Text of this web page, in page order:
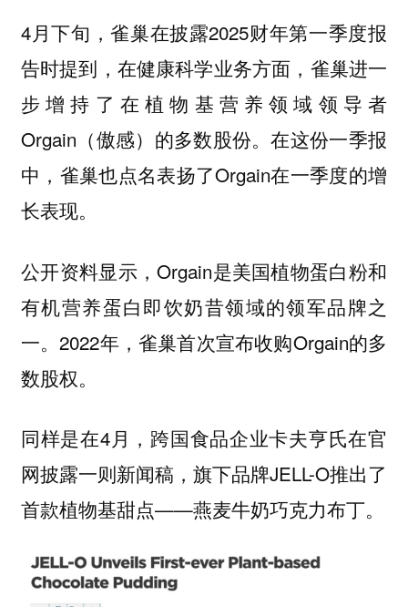
4月下旬，雀巢在披露2025财年第一季度报
告时提到，在健康科学业务方面，雀巢进一
步增持了在植物基营养领域领导者
Orgain（傲感）的多数股份。在这份一季报
中，雀巢也点名表扬了Orgain在一季度的增
长表现。
公开资料显示，Orgain是美国植物蛋白粉和
有机营养蛋白即饮奶昔领域的领军品牌之
一。2022年，雀巢首次宣布收购Orgain的多
数股权。
同样是在4月，跨国食品企业卡夫亨氏在官
网披露一则新闻稿，旗下品牌JELL-O推出了
首款植物基甜点——燕麦牛奶巧克力布丁。